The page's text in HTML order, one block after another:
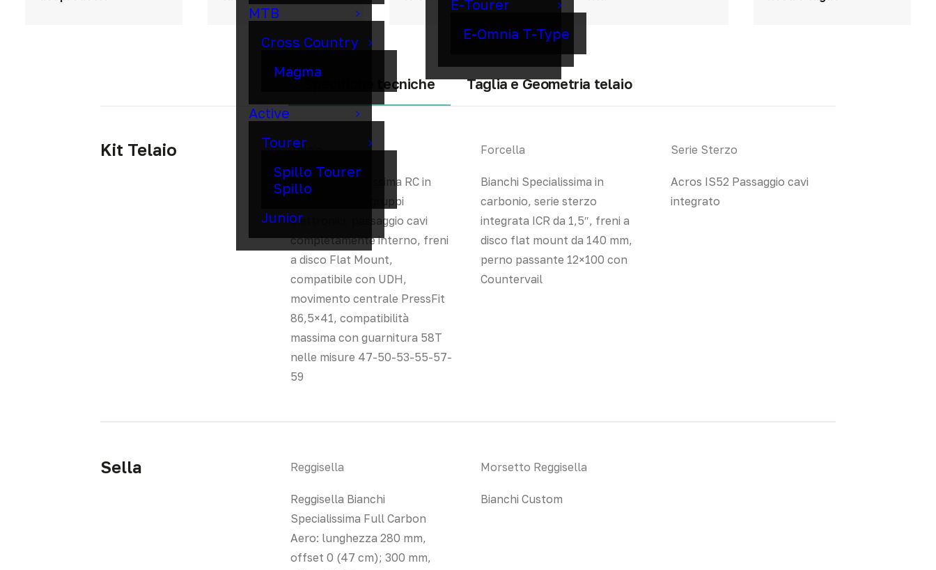
MTB
Cross Country
Magma
Active
Tourer
Spillo Tourer
Spillo
Junior
E-Tourer
E-Omnia T-Type
Specifiche tecniche Taglia e Geometria telaio
Kit Telaio Telaio
Bianchi Specialissima RC in
carbonio, solo gruppi
elettronici, passaggio cavi
completamente interno, freni
a disco Flat Mount,
compatibile con UDH,
movimento centrale PressFit
86,5×41, compatibilità
massima con guarnitura 58T
nelle misure 47-50-53-55-57-
59
Forcella
Bianchi Specialissima in
carbonio, serie sterzo
integrata ICR da 1,5″, freni a
disco flat mount da 140 mm,
perno passante 12×100 con
Countervail
Serie Sterzo
Acros IS52 Passaggio cavi
integrato
Sella Reggisella
Reggisella Bianchi
Specialissima Full Carbon
Aero: lunghezza 280 mm,
offset 0 (47 cm); 300 mm,
Morsetto Reggisella
Bianchi Custom